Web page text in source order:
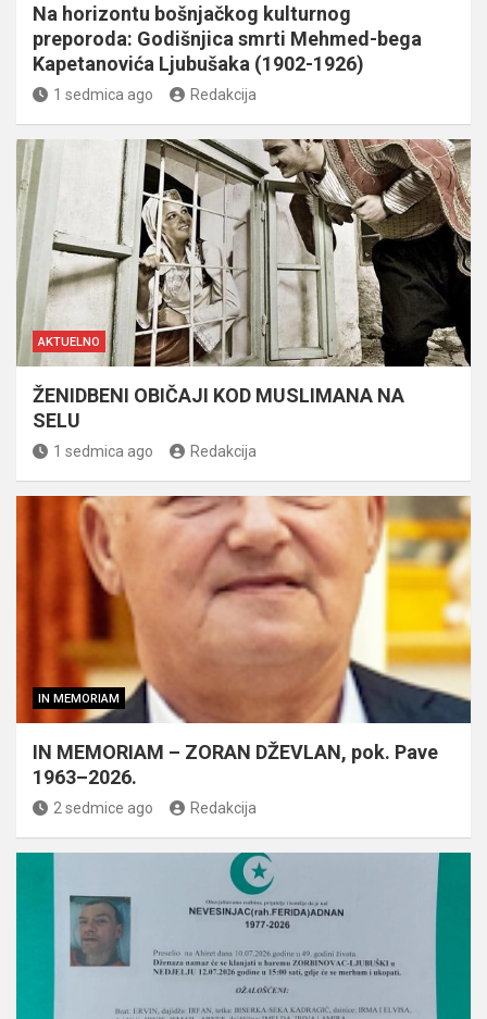
Na horizontu bošnjačkog kulturnog
preporoda: Godišnjica smrti Mehmed-bega
Kapetanovića Ljubušaka (1902-1926)
1 sedmica ago Redakcija
AKTUELNO
ŽENIDBENI OBIČAJI KOD MUSLIMANA NA
SELU
1 sedmica ago Redakcija
IN MEMORIAM
IN MEMORIAM – ZORAN DŽEVLAN, pok. Pave
1963–2026.
2 sedmice ago Redakcija